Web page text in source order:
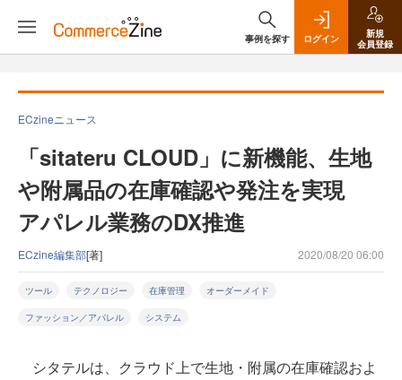
事例を探す ログイン
新規
会員登録
ECzineニュース
「sitateru CLOUD」に新機能、生地
や附属品の在庫確認や発注を実現
アパレル業務のDX推進
ECzine編集部[著] 2020/08/20 06:00
ツール テクノロジー 在庫管理 オーダーメイド
ファッション／アパレル システム
シタテルは、クラウド上で生地・附属の在庫確認およ